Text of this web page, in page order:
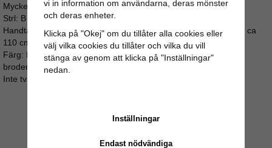
Mycket läcker som kuvertväska.
Strl: B 30 H 20 D 1 cm.
Handtagen är ljusblåa, rosa, röda eller lila (matchar fodret) och ca
110 cm långa.
Färg: Blandade jordtoner. Patchwork / lapptäcke mönster med
broderier och blommor.
Inte två väskor är identiska även om de liknar varann.
vi in information om användarna, deras mönster
och deras enheter.
Klicka på "Okej" om du tillåter alla cookies eller
välj vilka cookies du tillåter och vilka du vill
stänga av genom att klicka på "Inställningar"
nedan.
Inställningar
Endast nödvändiga